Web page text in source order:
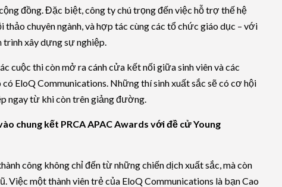
đồng. Đặc biệt, công ty chú trọng đến việc hỗ trợ thế hệ
chuyên ngành, và hợp tác cùng các tổ chức giáo dục – với
trình xây dựng sự nghiệp.
cuộc thi còn mở ra cánh cửa kết nối giữa sinh viên và các
EloQ Communications. Những thí sinh xuất sắc sẽ có cơ hội
ngay từ khi còn trên giảng đường.
chung kết PRCA APAC Awards với đề cử Young
công không chỉ đến từ những chiến dịch xuất sắc, mà còn
Việc một thành viên trẻ của EloQ Communications là bạn Cao